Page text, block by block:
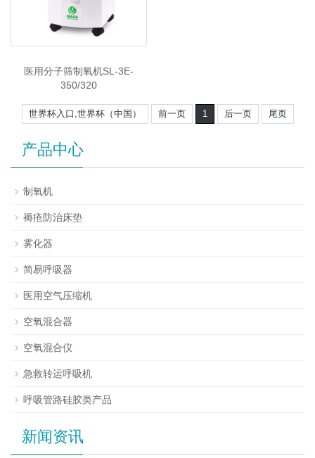
医用分子筛制氧机SL-3E-
350/320
世界杯入口,世界杯（中国） 前一页 1 后一页 尾页
产品中心
制氧机
褥疮防治床垫
雾化器
简易呼吸器
医用空气压缩机
空氧混合器
空氧混合仪
急救转运呼吸机
呼吸管路硅胶类产品
新闻资讯